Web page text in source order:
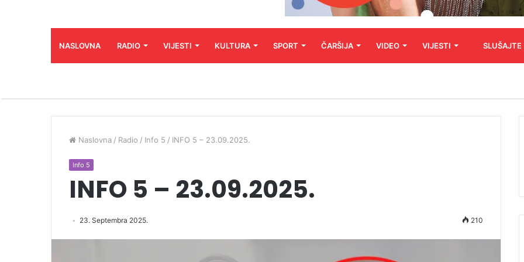
NASLOVNA RADIO VIJESTI KULTURA SPORT ČARŠIJA VIDEO VIJESTI SLUŠAJTE
Naslovna / Radio / Info 5 / INFO 5 – 23.09.2025.
Info 5
INFO 5 – 23.09.2025.
23. Septembra 2025. 210
Audio